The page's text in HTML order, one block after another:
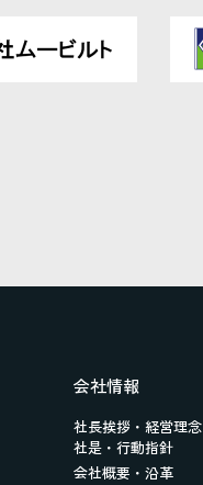
会社情報
社長挨拶・経営理念
社是・行動指針
会社概要・沿革